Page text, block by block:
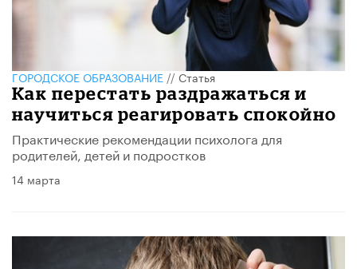
ГОРОДСКОЕ ОБРАЗОВАНИЕ //Статья
Как перестать раздражаться и
научиться реагировать спокойно
Практические рекомендации психолога для
родителей, детей и подростков
14 марта